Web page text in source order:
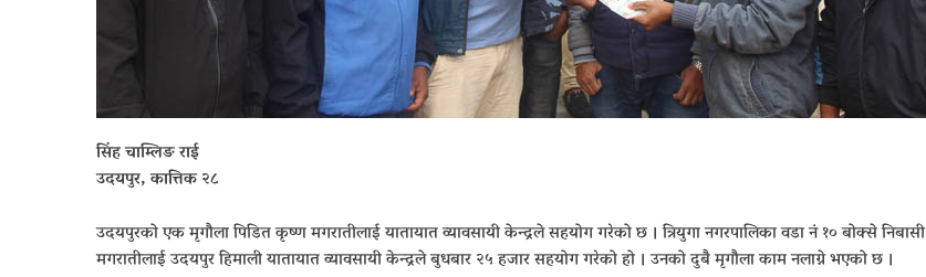
सिंह चाम्लिङ राई
उदयपुर, कात्तिक २८
उदयपुरको एक मृगौला पिडित कृष्ण मगरातीलाई यातायात व्यावसायी केन्द्रले सहयोग गरेको छ । त्रियुगा नगरपालिका वडा नं १० बोक्से निबासी
मगरातीलाई उदयपुर हिमाली यातायात व्यावसायी केन्द्रले बुधबार २५ हजार सहयोग गरेको हो । उनको दुबै मृगौला काम नलाग्ने भएको छ ।